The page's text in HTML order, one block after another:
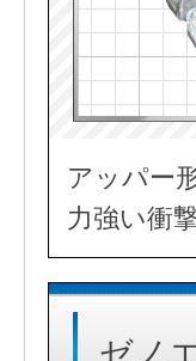
アッパー
力強い衝
ゼノ